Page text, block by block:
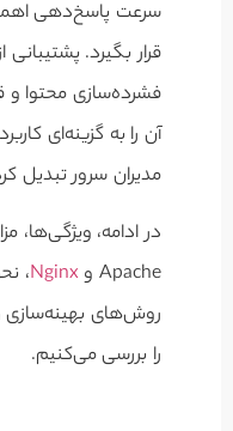
سرعت پاسخ‌دهی
آن را به گزینه‌ای
مدیران سرور تبدیل
Apache و
Nginx،
روش‌های بهینه‌سازی
را بررسی می‌کنیم.